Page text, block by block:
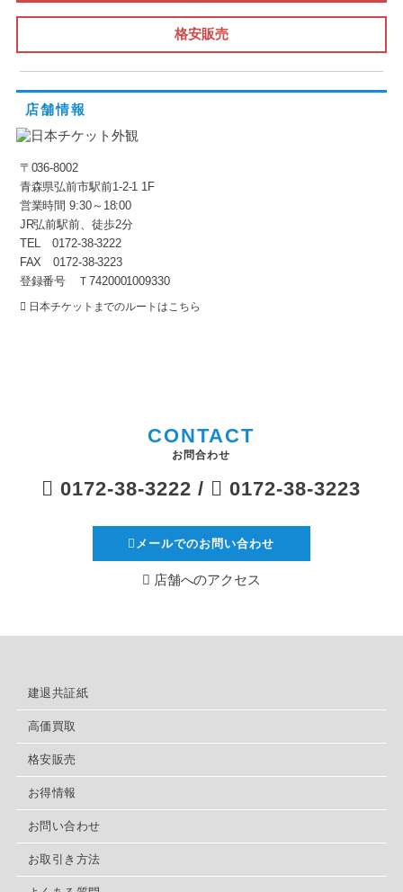
格安販売
店舗情報
〒036-8002
青森県弘前市駅前1-2-1 1F
営業時間 9:30～18:00
JR弘前駅前、徒歩2分
TEL 0172-38-3222
FAX 0172-38-3223
登録番号 Ｔ7420001009330
日本チケットまでのルートはこちら
CONTACT
お問合わせ
0172-38-3222 / 0172-38-3223
メールでのお問い合わせ
店舗へのアクセス
建退共証紙
高価買取
格安販売
お得情報
お問い合わせ
お取引き方法